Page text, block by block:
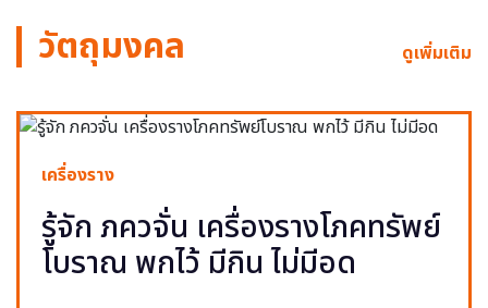
วัตถุมงคล ดูเพิ่มเติม
เครื่องราง
รู้จัก ภควจั่น เครื่องรางโภคทรัพย์
โบราณ พกไว้ มีกิน ไม่มีอด